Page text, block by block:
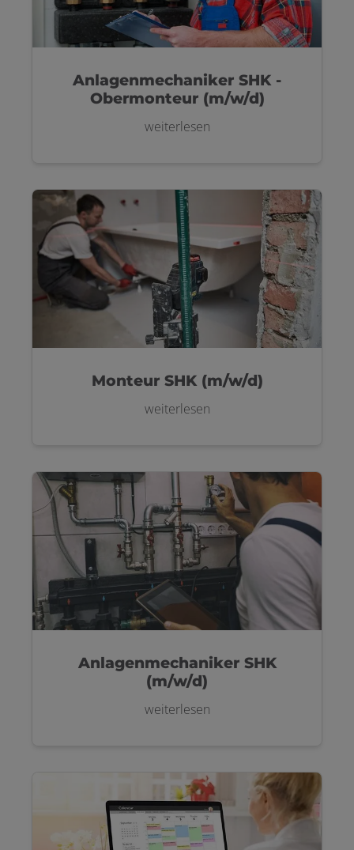
Anlagenmechaniker SHK -
Obermonteur (m/w/d)
weiterlesen
Monteur SHK (m/w/d)
weiterlesen
Anlagenmechaniker SHK
(m/w/d)
weiterlesen